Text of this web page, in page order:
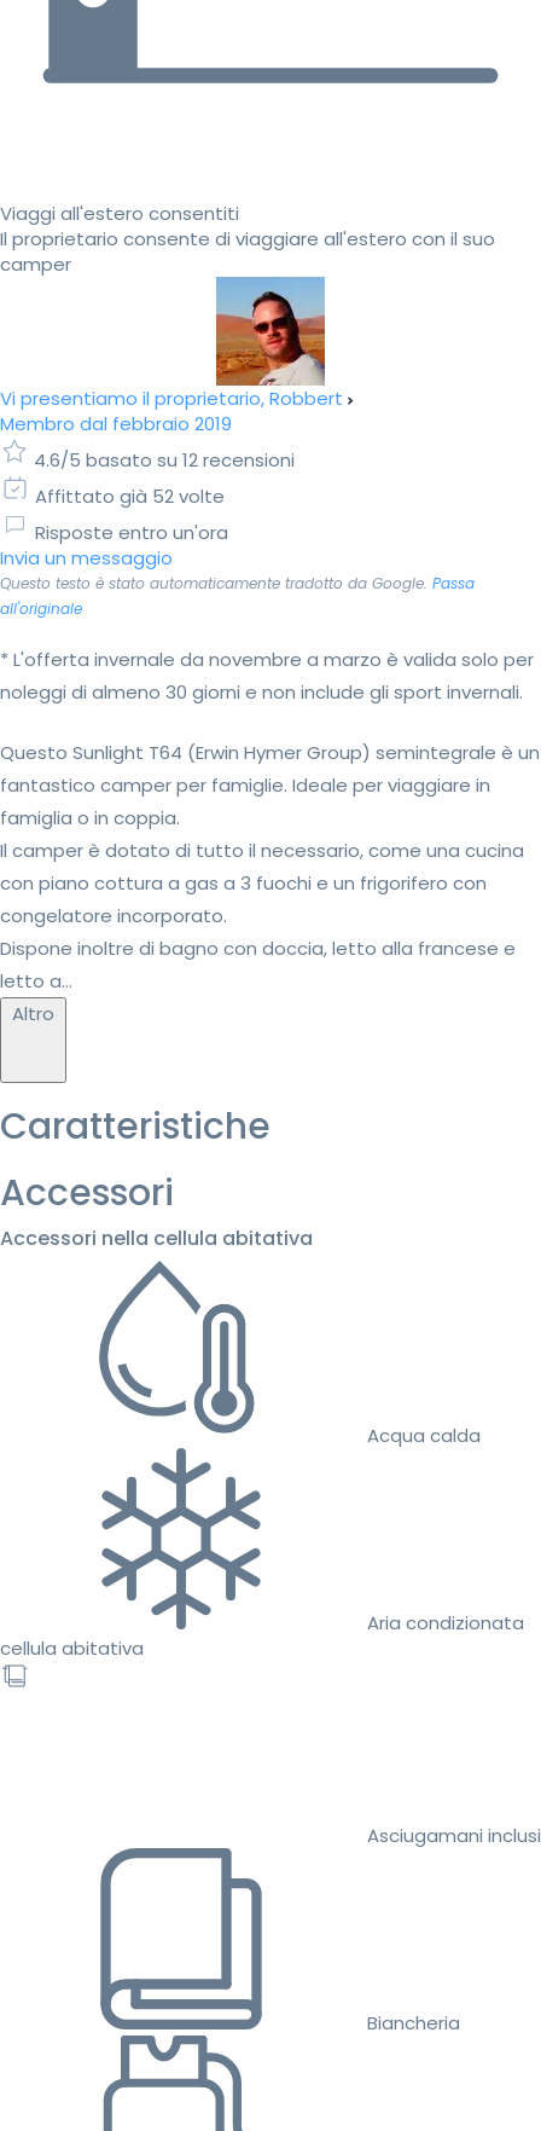
Viaggi all'estero consentiti
Il proprietario consente di viaggiare all'estero con il suo
camper
Vi presentiamo il proprietario, Robbert
Membro dal febbraio 2019
4.6/5 basato su 12 recensioni
Affittato già 52 volte
Risposte entro un'ora
Invia un messaggio
Questo testo è stato automaticamente tradotto da Google. Passa
all'originale
* L'offerta invernale da novembre a marzo è valida solo per
noleggi di almeno 30 giorni e non include gli sport invernali.
Questo Sunlight T64 (Erwin Hymer Group) semintegrale è un
fantastico camper per famiglie. Ideale per viaggiare in
famiglia o in coppia.
Il camper è dotato di tutto il necessario, come una cucina
con piano cottura a gas a 3 fuochi e un frigorifero con
congelatore incorporato.
Dispone inoltre di bagno con doccia, letto alla francese e
letto a...
Altro
Caratteristiche
Accessori
Accessori nella cellula abitativa
Acqua calda
Aria condizionata
cellula abitativa
Asciugamani inclusi
Biancheria